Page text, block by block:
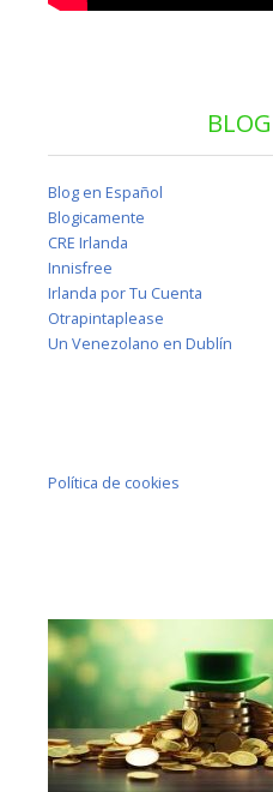
Blog en Español
Blogicamente
CRE Irlanda
Innisfree
Irlanda por Tu Cuenta
Otrapintaplease
Un Venezolano en Dublín
Política de cookies